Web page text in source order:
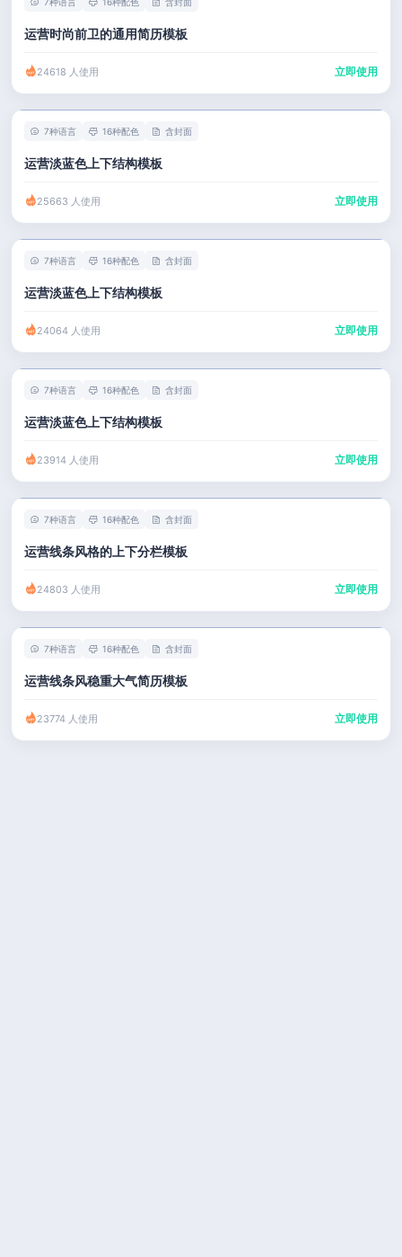
运营时尚前卫的通用简历模板
24618 人使用 立即使用
7种语言 16种配色 含封面
运营淡蓝色上下结构模板
25663 人使用 立即使用
7种语言 16种配色 含封面
运营淡蓝色上下结构模板
24064 人使用 立即使用
7种语言 16种配色 含封面
运营淡蓝色上下结构模板
23914 人使用 立即使用
7种语言 16种配色 含封面
运营线条风格的上下分栏模板
24803 人使用 立即使用
7种语言 16种配色 含封面
运营线条风稳重大气简历模板
23774 人使用 立即使用